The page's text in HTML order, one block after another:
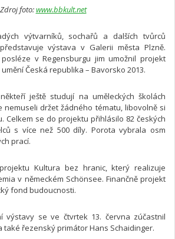
Zdroj foto:www.bbkult.net
výtvarníků, sochařů a dalších tvůrců
výstava v Galerii města Plzně.
v Regensburgu jim umožnil projekt
Česká republika – Bavorsko 2013.
ještě studují na uměleckých školách
nemuseli držet žádného tématu, libovolně si
Celkem se do projektu přihlásilo 82 českých
s více než 500 díly. Porota vybrala osm
prací.
Kultura bez hranic, který realizuje
v německém Schönsee. Finančně projekt
fond budoucnosti.
výstavy se ve čtvrtek 13. června zúčastnil
také řezenský primátor Hans Schaidinger.